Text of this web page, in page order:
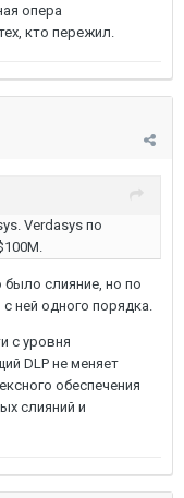
опера
кто пережил.
Verdasys по
слияние, но по
ней одного порядка.
с уровня
DLP не меняет
обеспечения
слияний и